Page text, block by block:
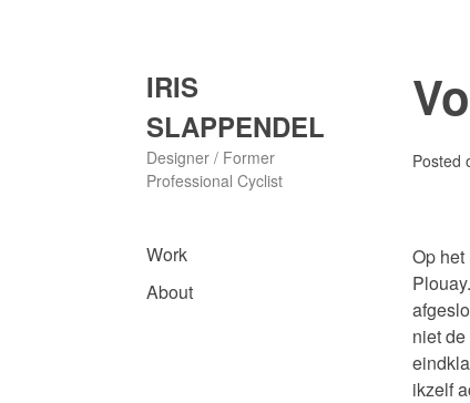
IRIS
SLAPPENDEL
Designer / Former
Professional Cyclist
Work
About
Posted
Op
niet
ikzelf